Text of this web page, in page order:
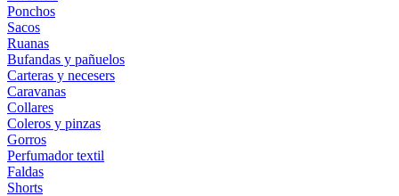
Ponchos
Sacos
Ruanas
Bufandas y pañuelos
Carteras y necesers
Caravanas
Collares
Coleros y pinzas
Gorros
Perfumador textil
Faldas
Shorts